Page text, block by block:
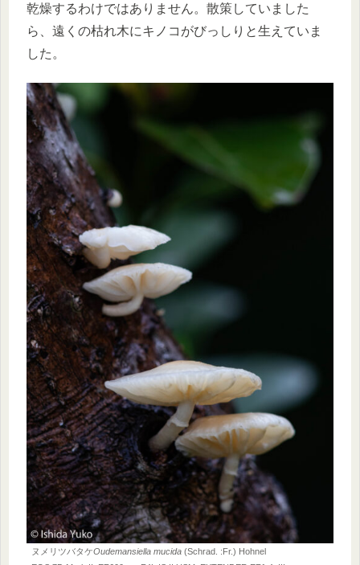
乾燥するわけではありません。散策していました
ら、遠くの枯れ木にキノコがびっしりと生えていま
した。
ヌメリツバタケOudemansiella mucida (Schrad. :Fr.) Hohnel